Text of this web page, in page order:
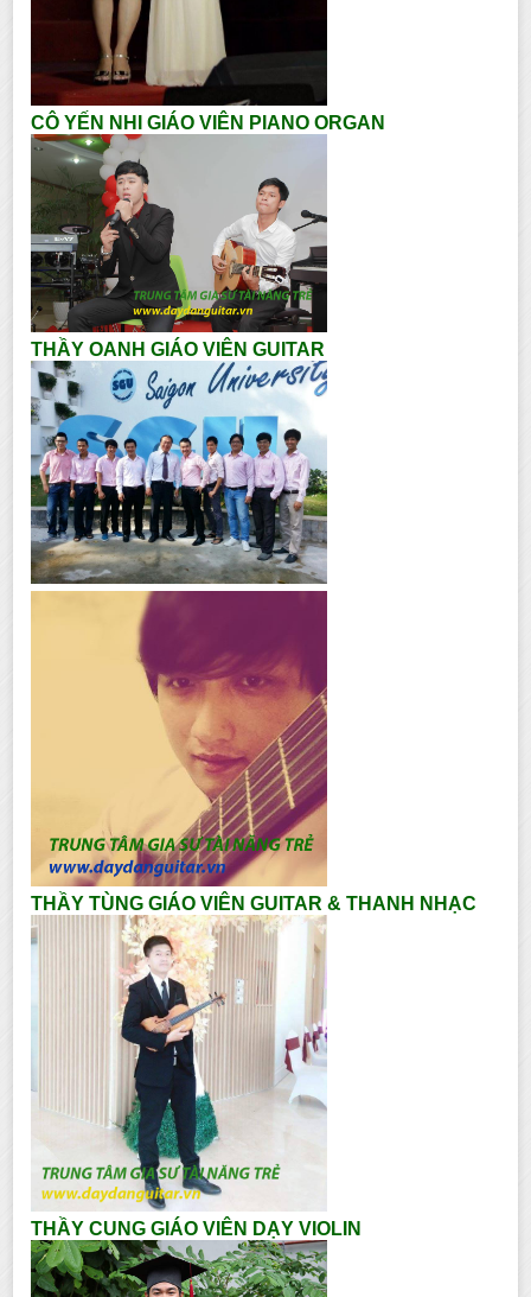
CÔ YẾN NHI GIÁO VIÊN PIANO ORGAN
THẦY OANH GIÁO VIÊN GUITAR
THẦY TÙNG GIÁO VIÊN GUITAR & THANH NHẠC
THẦY CUNG GIÁO VIÊN DẠY VIOLIN